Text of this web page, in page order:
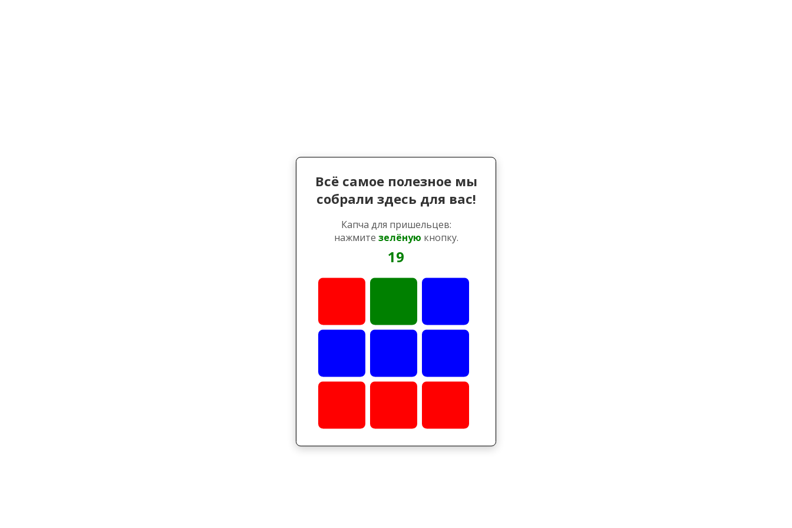
Всё самое полезное мы
собрали здесь для вас!
Капча для пришельцев:
нажмите зелёную кнопку.
18